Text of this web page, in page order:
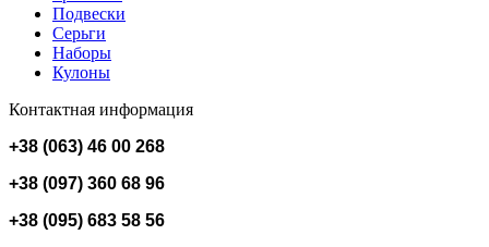
Подвески
Серьги
Наборы
Кулоны
Контактная информация
+38 (063) 46 00 268
+38 (097) 360 68 96
+38 (095) 683 58 56